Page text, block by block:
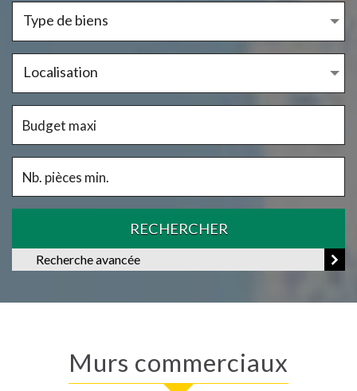
Type de biens
Localisation
RECHERCHER
Recherche avancée
murs commerciaux